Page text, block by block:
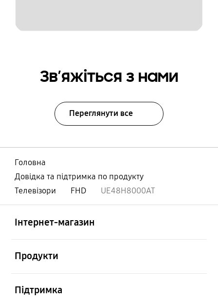
Зв’яжіться з нами
Переглянути все
Головна
Довідка та підтримка по продукту
Телевізори
FHD UE48H8000AT
Інтернет-магазин
Продукти
Підтримка